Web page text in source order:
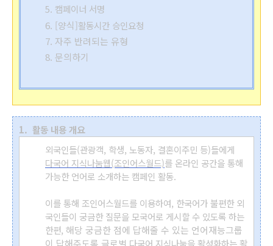
5. 캠페이너 서명
6. [양식]활동시간 승인요청
7. 자주 반려되는 유형
8. 문의하기
1. 활동 내용 개요
외국인들(관광객, 학생, 노동자, 결혼이주민 등)들에게
다국어 지식나눔웹(조인어스월드)를 온라인 공간을 통해
가능한 언어로 소개하는 캠페인 활동.
이를 통해 조인어스월드를 이용하여, 한국어가 불편한 외
국인들이 궁금한 질문을 모국어로 게시할 수 있도록 하는
한편, 해당 궁금한 점에 답해줄 수 있는 언어재능그룹
이 답해주도록 글로벌 다국어 지식나눔을 활성화하는 활